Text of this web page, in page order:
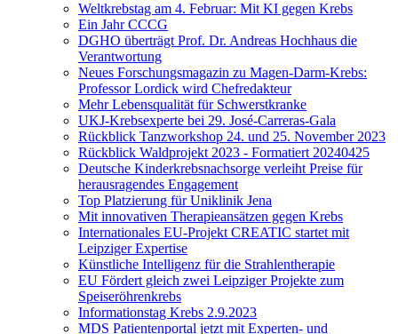
Weltkrebstag am 4. Februar: Mit KI gegen Krebs
Ein Jahr CCCG
DGHO überträgt Prof. Dr. Andreas Hochhaus die
Verantwortung
Neues Forschungsmagazin zu Magen-Darm-Krebs:
Professor Lordick wird Chefredakteur
Mehr Lebensqualität für Schwerstkranke
UKJ-Krebsexperte bei 29. José-Carreras-Gala
Rückblick Tanzworkshop 24. und 25. November 2023
Rückblick Waldprojekt 2023 - Formatiert 20240425
Deutsche Kinderkrebsnachsorge verleiht Preise für
herausragendes Engagement
Top Platzierung für Uniklinik Jena
Mit innovativen Therapieansätzen gegen Krebs
Internationales EU-Projekt CREATIC startet mit
Leipziger Expertise
Künstliche Intelligenz für die Strahlentherapie
EU Fördert gleich zwei Leipziger Projekte zum
Speiseröhrenkrebs
Informationstag Krebs 2.9.2023
MDS Patientenportal jetzt mit Experten- und